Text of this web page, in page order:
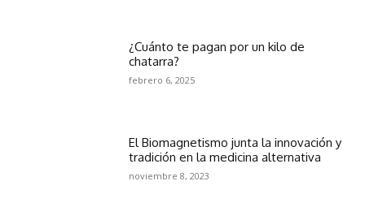
¿Cuánto te pagan por un kilo de
chatarra?
febrero 6, 2025
El Biomagnetismo junta la innovación y
tradición en la medicina alternativa
noviembre 8, 2023